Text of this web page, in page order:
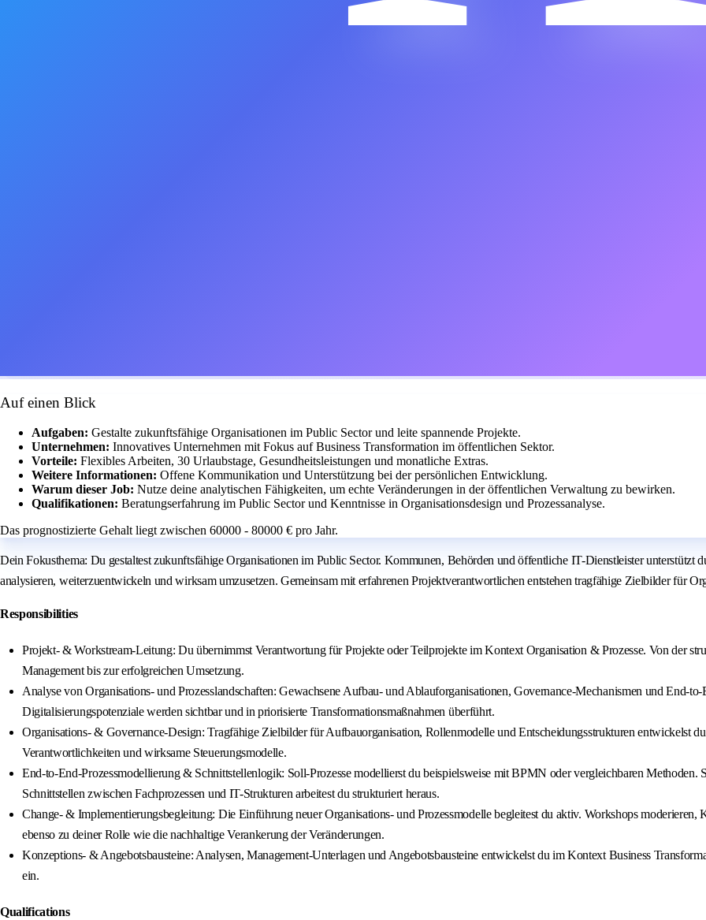
Auf einen Blick
Aufgaben: Gestalte zukunftsfähige Organisationen im Public Sector und leite spannende Projekte.
Unternehmen: Innovatives Unternehmen mit Fokus auf Business Transformation im öffentlichen Sektor.
Vorteile: Flexibles Arbeiten, 30 Urlaubstage, Gesundheitsleistungen und monatliche Extras.
Weitere Informationen: Offene Kommunikation und Unterstützung bei der persönlichen Entwicklung.
Warum dieser Job: Nutze deine analytischen Fähigkeiten, um echte Veränderungen in der öffentlichen Verwaltung zu bewirken.
Qualifikationen: Beratungserfahrung im Public Sector und Kenntnisse in Organisationsdesign und Prozessanalyse.
Das prognostizierte Gehalt liegt zwischen 60000 - 80000 € pro Jahr.
Dein Fokusthema: Du gestaltest zukunftsfähige Organisationen im Public Sector. Kommunen, Behörden und öffentliche IT-Dienstleister unterstützt
analysieren, weiterzuentwickeln und wirksam umzusetzen. Gemeinsam mit erfahrenen Projektverantwortlichen entstehen tragfähige Zielbilder für
Responsibilities
Projekt- & Workstream-Leitung: Du übernimmst Verantwortung für Projekte oder Teilprojekte im Kontext Organisation & Prozesse. Von der
Management bis zur erfolgreichen Umsetzung.
Analyse von Organisations- und Prozesslandschaften: Gewachsene Aufbau- und Ablauforganisationen, Governance-Mechanismen und End-
Digitalisierungspotenziale werden sichtbar und in priorisierte Transformationsmaßnahmen überführt.
Organisations- & Governance-Design: Tragfähige Zielbilder für Aufbauorganisation, Rollenmodelle und Entscheidungsstrukturen entwickelst
Verantwortlichkeiten und wirksame Steuerungsmodelle.
End-to-End-Prozessmodellierung & Schnittstellenlogik: Soll-Prozesse modellierst du beispielsweise mit BPMN oder vergleichbaren Methoden.
Schnittstellen zwischen Fachprozessen und IT-Strukturen arbeitest du strukturiert heraus.
Change- & Implementierungsbegleitung: Die Einführung neuer Organisations- und Prozessmodelle begleitest du aktiv. Workshops
ebenso zu deiner Rolle wie die nachhaltige Verankerung der Veränderungen.
Konzeptions- & Angebotsbausteine: Analysen, Management-Unterlagen und Angebotsbausteine entwickelst du im Kontext Business
ein.
Qualifications